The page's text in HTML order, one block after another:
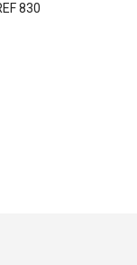
830